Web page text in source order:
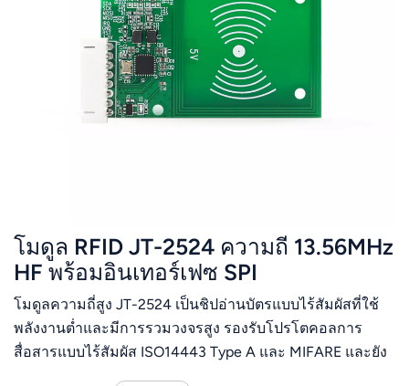
โมดูล RFID JT-2524 ความถี่ 13.56MHz
HF พร้อมอินเทอร์เฟซ SPI
โมดูลความถี่สูง JT-2524 เป็นชิปอ่านบัตรแบบไร้สัมผัสที่ใช้
พลังงานต่ำและมีการรวมวงจรสูง รองรับโปรโตคอลการ
สื่อสารแบบไร้สัมผัส ISO14443 Type A และ MIFARE และยัง